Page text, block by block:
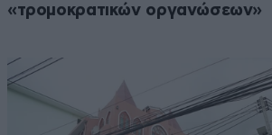
«τρομοκρατικών οργανώσεων»